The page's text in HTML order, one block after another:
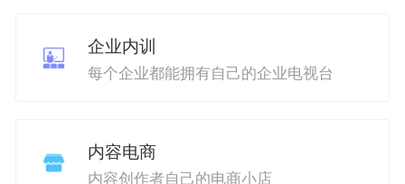
企业内训
每个企业都能拥有自己的企业电视台
内容电商
内容创作者自己的电商小店